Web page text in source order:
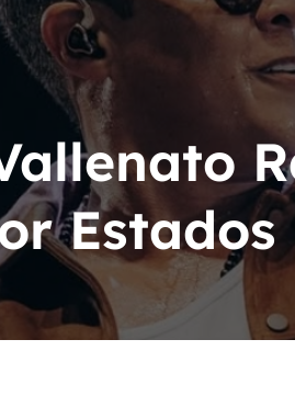
Latín Grammy
Latín Grammy
todos sus festivales en España
Estados